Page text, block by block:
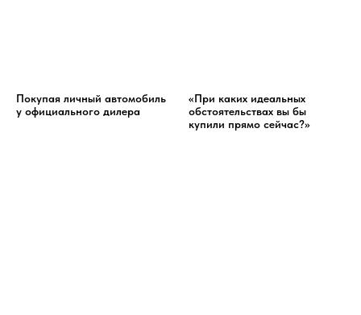
Покупая личный автомобиль
у официального дилера
«При каких идеальных
обстоятельствах вы бы
купили прямо сейчас?»